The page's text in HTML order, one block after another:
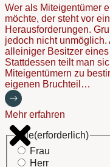
Wer als Miteigentümer
möchte, der steht vor
Herausforderungen.
jedoch nicht
alleiniger Besitzer
Stattdessen teilt man
Miteigentümern zu
eigenen Bruchteil…
Mehr erfahren
Title(erforderlich)
Frau
Herr